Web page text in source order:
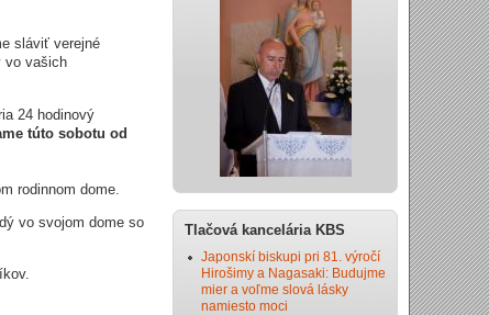
sláviť verejné
vo vašich
24 hodinový
túto sobotu od
rodinnom dome.
vo svojom dome so
Tlačová kancelária KBS
Japonskí biskupi pri 81. výročí
Hirošimy a Nagasaki: Budujme
mier a voľme slová lásky
namiesto moci